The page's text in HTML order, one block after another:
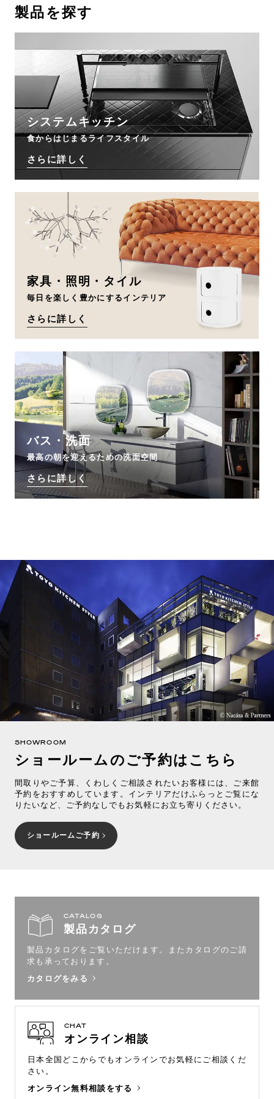
お問い合わせ
サポート
LANGUAGE : JP
オンライン見積もり ショールームを探す
製品を探す
システムキッチン
食からはじまるライフスタイル
さらに詳しく
家具・照明・タイル
毎日を楽しく豊かにするインテリア
さらに詳しく
バス・洗面
最高の朝を迎えるための洗面空間
さらに詳しく
SHOWROOM
ショールームのご予約はこちら
間取りやご予算、くわしくご相談されたいお客様には、ご来館
予約をおすすめしています。インテリアだけふらっとご覧にな
りたいなど、ご予約なしでもお気軽にお立ち寄りください。
ショールームご予約
CATALOG
製品カタログ
製品カタログをご覧いただけます。
またカタログのご請
求も承っております。
カタログをみる
CHAT
オンライン相談
日本全国どこからでもオンラインでお気軽にご相談くだ
さい。
オンライン無料相談をする